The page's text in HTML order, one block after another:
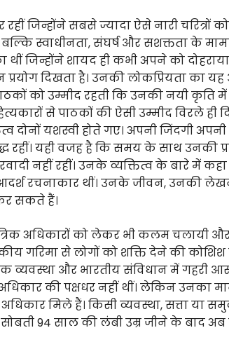
जिन्होंने सबसे ज्यादा ऐसे नारी चरित्रों
बल्कि स्वाधीनता, संघर्ष और सशक्तता के
थीं जिन्होंने शायद ही कभी अपने को
दिखता है। उनकी लोकप्रियता का
को उम्मीद रहती कि उनकी नयी
से पाठकों की ऐसी उम्मीद विरले ही
यशस्वी होते गए। अपनी जिंदगी अपनी
रहीं। यही वजह है कि समय के साथ उनकी
नहीं रहीं। उनके व्यक्तित्व के बारे में
रचनाकार थीं। उनके जीवन, उनकी
सकते हैं।
अधिकारों को लेकर भी कलम चलायी
गरिमा से लोगों को शक्ति देने की
व्यवस्था और भारतीय संविधान में गहरी
की पक्षधर नहीं थीं। लेकिन उनका
मिले हैं। किसी व्यवस्था, सत्ता या
94 साल की लंबी उम्र जीने के बाद अब